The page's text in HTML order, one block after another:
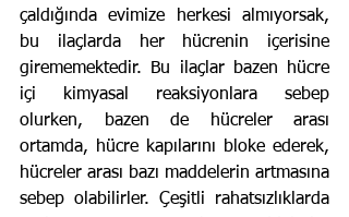
çaldığında evimize herkesi almıyorsak,
bu ilaçlarda her hücrenin içerisine
girememektedir. Bu ilaçlar bazen hücre
içi kimyasal reaksiyonlara sebep
olurken, bazen de hücreler arası
ortamda, hücre kapılarını bloke ederek,
hücreler arası bazı maddelerin artmasına
sebep olabilirler. Çeşitli rahatsızlıklarda